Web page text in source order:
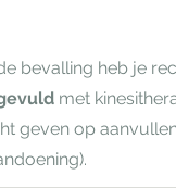
bevalling heb je
met
geven op